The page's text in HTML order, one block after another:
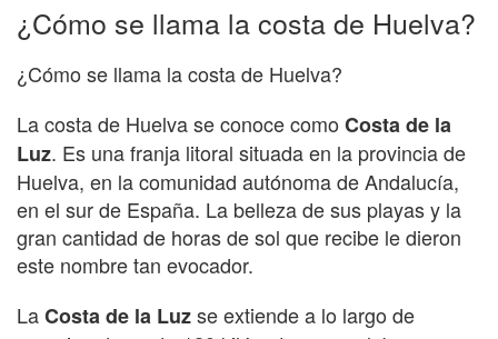
¿Cómo se llama la costa de Huelva?
¿Cómo se llama la costa de Huelva?
La costa de Huelva se conoce como Costa de la
Luz. Es una franja litoral situada en la provincia de
Huelva, en la comunidad autónoma de Andalucía,
en el sur de España. La belleza de sus playas y la
gran cantidad de horas de sol que recibe le dieron
este nombre tan evocador.
LaCosta de la Luzse extiende a lo largo de